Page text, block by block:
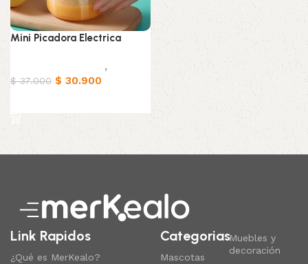
Mini Picadora Electrica
,
$37.000 $ 30.900
Link Rapidos
¿Qué es MerKealo?
Categorias
Mascotas
Muebles y
decoración